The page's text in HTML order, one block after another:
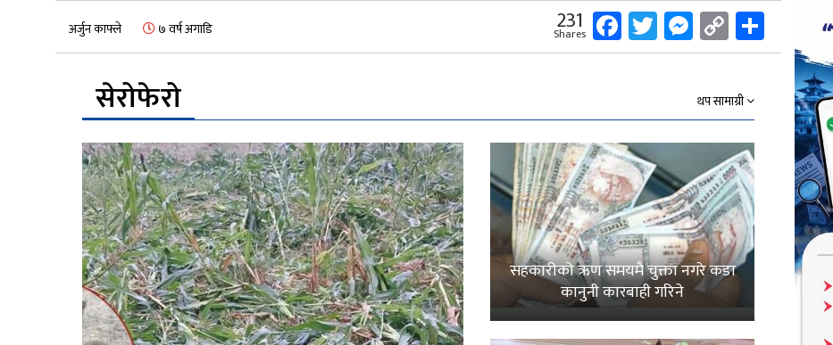
अर्जुन काफ्ले ७ वर्ष अगाडि 231
Shares Facebook
Twitter
Messenger
Copy
Link
Share
सेरोफेरो
थप सामाग्री
सहकारीको ऋण समयमै चुक्ता नगरे कडा
कानुनी कारबाही गरिने